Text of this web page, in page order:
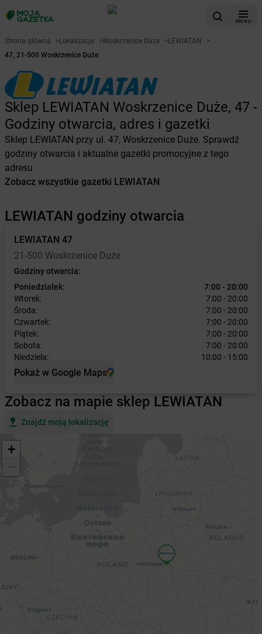
MENU
Strona główna >Lokalizacje >Woskrzenice Duże >LEWIATAN
>
47, 21-500 Woskrzenice Duże
Sklep LEWIATAN Woskrzenice Duże, 47 -
Godziny otwarcia, adres i gazetki
Sklep LEWIATAN przy ul. 47, Woskrzenice Duże. Sprawdź
godziny otwarcia i aktualne gazetki promocyjne z tego
adresu
Zobacz wszystkie gazetki LEWIATAN
LEWIATAN godziny otwarcia
LEWIATAN 47
21-500 Woskrzenice Duże
Godziny otwarcia:
Poniedziałek:
7:00 - 20:00
Wtorek:
7:00 - 20:00
Środa:
7:00 - 20:00
Czwartek:
7:00 - 20:00
Piątek:
7:00 - 20:00
Sobota:
7:00 - 20:00
Niedziela:
10:00 - 15:00
Pokaż w Google Maps
Zobacz na mapie sklep LEWIATAN
Znajdź moją lokalizację
+